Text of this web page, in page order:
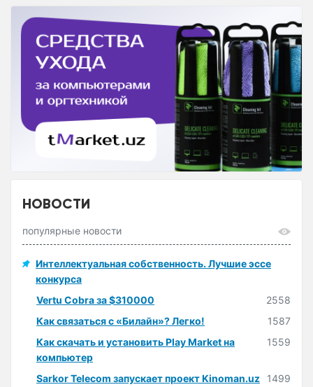
НОВОСТИ
популярные новости
Интеллектуальная собственность. Лучшие эссе
конкурса
Vertu Cobra за $310000
2558
Как связаться с «Билайн»? Легко!
1587
Как скачать и установить Play Market на
компьютер
1559
Sarkor Telecom запускает проект Kinoman.uz
1499